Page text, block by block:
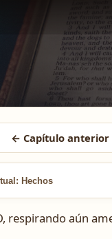
← Capítulo anterior
Hechos
respirando aún